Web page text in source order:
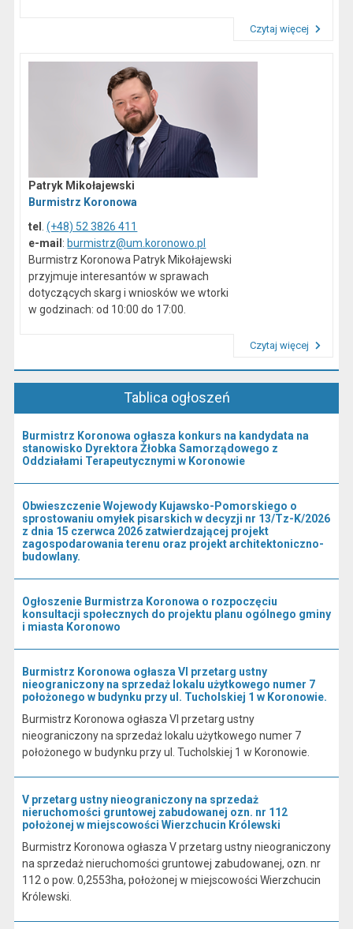
Czytaj więcej
Patryk Mikołajewski
Burmistrz Koronowa
tel
.(+48) 52 3826 411
e-mail : burmistrz@um.koronowo.pl
Burmistrz Koronowa Patryk Mikołajewski
przyjmuje interesantów w sprawach
dotyczących skarg i wniosków we wtorki
w godzinach: od 10:00 do 17:00.
Czytaj więcej
Tablica ogłoszeń
Burmistrz Koronowa ogłasza konkurs na kandydata na
stanowisko Dyrektora Żłobka Samorządowego z
Oddziałami Terapeutycznymi w Koronowie
Obwieszczenie Wojewody Kujawsko-Pomorskiego o
sprostowaniu omyłek pisarskich w decyzji nr 13/Tz-K/2026
z dnia 15 czerwca 2026 zatwierdzającej projekt
zagospodarowania terenu oraz projekt architektoniczno-
budowlany.
Ogłoszenie Burmistrza Koronowa o rozpoczęciu
konsultacji społecznych do projektu planu ogólnego gminy
i miasta Koronowo
Burmistrz Koronowa ogłasza VI przetarg ustny
nieograniczony na sprzedaż lokalu użytkowego numer 7
położonego w budynku przy ul. Tucholskiej 1 w Koronowie.
Burmistrz Koronowa ogłasza VI przetarg ustny
nieograniczony na sprzedaż lokalu użytkowego numer 7
położonego w budynku przy ul. Tucholskiej 1 w Koronowie.
V przetarg ustny nieograniczony na sprzedaż
nieruchomości gruntowej zabudowanej ozn. nr 112
położonej w miejscowości Wierzchucin Królewski
Burmistrz Koronowa ogłasza V przetarg ustny nieograniczony
na sprzedaż nieruchomości gruntowej zabudowanej, ozn. nr
112 o pow. 0,2553ha, położonej w miejscowości Wierzchucin
Królewski.